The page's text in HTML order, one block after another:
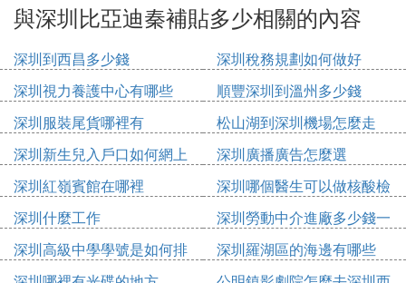
與深圳比亞迪秦補貼多少相關的內容
深圳到西昌多少錢
深圳稅務規劃如何做好
深圳視力養護中心有哪些
順豐深圳到溫州多少錢
深圳服裝尾貨哪裡有
松山湖到深圳機場怎麼走
深圳新生兒入戶口如何網上
申請
深圳廣播廣告怎麼選
深圳紅嶺賓館在哪裡
深圳哪個醫生可以做核酸檢
測
深圳什麼工作
深圳勞動中介進廠多少錢一
個月
深圳高級中學學號是如何排
的
深圳羅湖區的海邊有哪些